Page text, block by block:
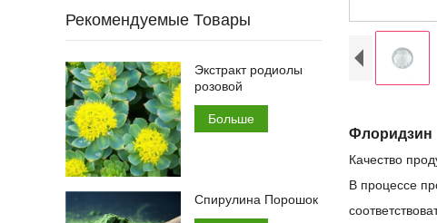
Флоридзин
Качество
В процессе
Рекомендуемые Товары
Экстракт родиолы
розовой
Больше
Спирулина Порошок